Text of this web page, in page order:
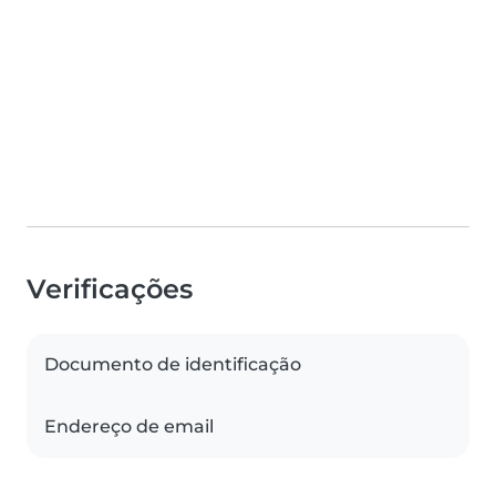
Verificações
Documento de identificação
Endereço de email